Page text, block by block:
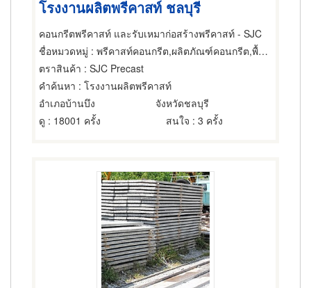
โรงงานผลิตพรีคาสท์ ชลบุรี
คอนกรีตพรีคาสท์ และรับเหมาก่อสร้างพรีคาสท์ - SJC
ชื่อหมวดหมู่ : พรีคาสท์คอนกรีต,ผลิตภัณฑ์คอนกรีต,พื้นสำเร็จรูป (คอนกรีตเสริมเหล็กและอัดแรง)
ตราสินค้า : SJC Precast
คำค้นหา : โรงงานผลิตพรีคาสท์
อำเภอบ้านบึง
จังหวัดชลบุรี
ดู : 18001 ครั้ง สนใจ : 3 ครั้ง